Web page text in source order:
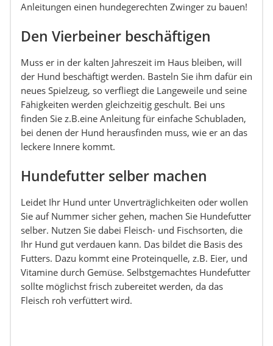
Anleitungen einen hundegerechten Zwinger zu bauen!
Den Vierbeiner beschäftigen
Muss er in der kalten Jahreszeit im Haus bleiben, will
der Hund beschäftigt werden. Basteln Sie ihm dafür ein
neues Spielzeug, so verfliegt die Langeweile und seine
Fähigkeiten werden gleichzeitig geschult. Bei uns
finden Sie z.B.eine Anleitung für einfache Schubladen,
bei denen der Hund herausfinden muss, wie er an das
leckere Innere kommt.
Hundefutter selber machen
Leidet Ihr Hund unter Unverträglichkeiten oder wollen
Sie auf Nummer sicher gehen, machen Sie Hundefutter
selber. Nutzen Sie dabei Fleisch- und Fischsorten, die
Ihr Hund gut verdauen kann. Das bildet die Basis des
Futters. Dazu kommt eine Proteinquelle, z.B. Eier, und
Vitamine durch Gemüse. Selbstgemachtes Hundefutter
sollte möglichst frisch zubereitet werden, da das
Fleisch roh verfüttert wird.